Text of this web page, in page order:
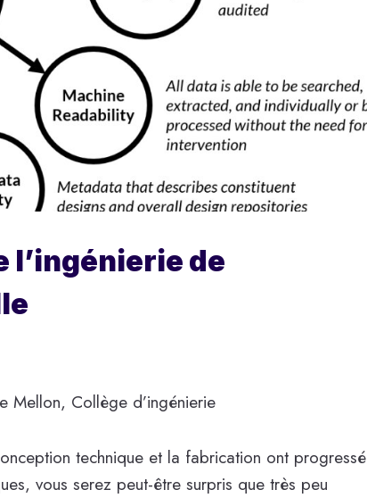
l’ingénierie de
Mellon, Collège d’ingénierie
technique et la fabrication ont progressé
vous serez peut-être surpris que très peu